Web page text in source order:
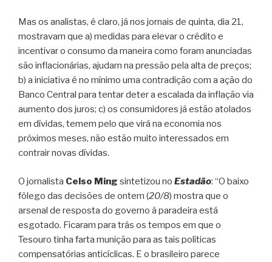
Mas os analistas, é claro, já nos jornais de quinta, dia 21,
mostravam que a) medidas para elevar o crédito e
incentivar o consumo da maneira como foram anunciadas
são inflacionárias, ajudam na pressão pela alta de preços;
b) a iniciativa é no mínimo uma contradição com a ação do
Banco Central para tentar deter a escalada da inflação via
aumento dos juros; c) os consumidores já estão atolados
em dívidas, temem pelo que virá na economia nos
próximos meses, não estão muito interessados em
contrair novas dívidas.
O jornalista Celso Ming sintetizou no Estadão: “O baixo
fôlego das decisões de ontem (20/8) mostra que o
arsenal de resposta do governo à paradeira está
esgotado. Ficaram para trás os tempos em que o
Tesouro tinha farta munição para as tais políticas
compensatórias anticíclicas. E o brasileiro parece